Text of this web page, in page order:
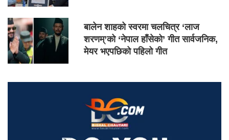
बालेन शाहको स्वरमा चलचित्र ‘लाज
शरणम्’को ‘नेपाल हाँसेको’ गीत सार्वजनिक,
मेयर भएपछिको पहिलो गीत